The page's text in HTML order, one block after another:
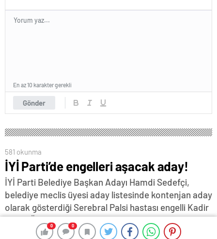
0 0
Gönder
En az 10 karakter gerekli
581 okunma
İYİ Parti’de engelleri aşacak aday!
İYİ Parti Belediye Başkan Adayı Hamdi Sedefçi,
belediye meclis üyesi aday listesinde kontenjan aday
olarak gösterdiği Serebral Palsi hastası engelli Kadir
Berke Öz'le birlikte basın toplantısı gerçekleştirdi…
Sedefçi, "Bizim, engelliler konusundaki önderimiz
0 0